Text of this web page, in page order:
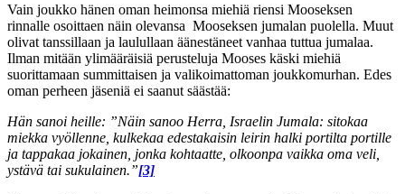
Vain joukko hänen oman heimonsa miehiä riensi Mooseksen
rinnalle osoittaen näin olevansa Mooseksen jumalan puolella. Muut
olivat tanssillaan ja laulullaan äänestäneet vanhaa tuttua jumalaa.
Ilman mitään ylimääräisiä perusteluja Mooses käski miehiä
suorittamaan summittaisen ja valikoimattoman joukkomurhan. Edes
oman perheen jäseniä ei saanut säästää:
Hän sanoi heille: ”Näin sanoo Herra, Israelin Jumala: sitokaa
miekka vyöllenne, kulkekaa edestakaisin leirin halki portilta portille
ja tappakaa jokainen, jonka kohtaatte, olkoonpa vaikka oma veli,
ystävä tai sukulainen.”[3]